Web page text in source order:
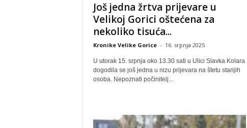
Još jedna žrtva prijevare u
Velikoj Gorici oštećena za
nekoliko tisuća...
Kronike Velike Gorice - 16. srpnja 2025
U utorak 15. srpnja oko 13.30 sati u Ulici Slavka Kolara
dogodila se još jedna u nizu prijevara na štetu starijih
osoba. Nepoznati počinitelj...